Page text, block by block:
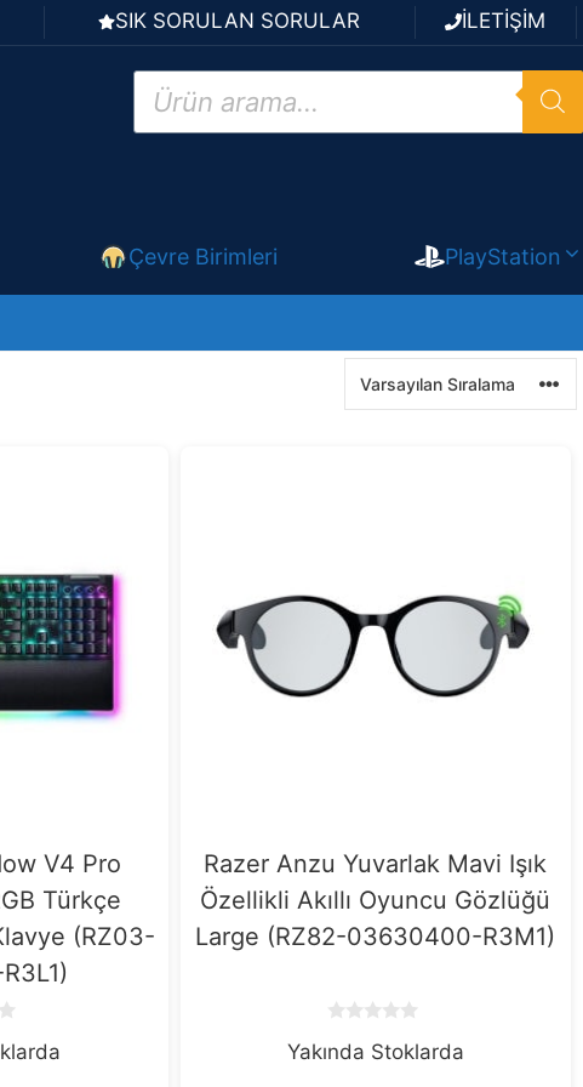
SIK SORULAN SORULAR İLETİŞİM
Products
search
Çevre Birimleri PlayStation
V4 Pro
Türkçe
(RZ03-
Razer Anzu Yuvarlak Mavi Işık
Özellikli Akıllı Oyuncu Gözlüğü
Large (RZ82-03630400-R3M1)
o
Yakında Stoklarda